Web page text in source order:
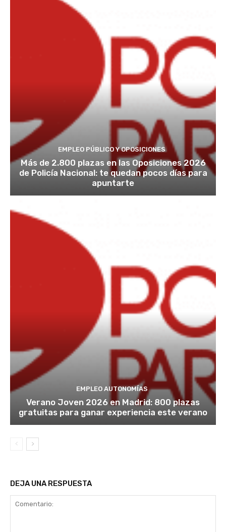
EMPLEO PÚBLICO Y OPOSICIONES
Más de 2.800 plazas en las Oposiciones 2026
de Policía Nacional: te quedan pocos días para
apuntarte
EMPLEO AUTONOMÍAS
Verano Joven 2026 en Madrid: 800 plazas
gratuitas para ganar experiencia este verano
DEJA UNA RESPUESTA